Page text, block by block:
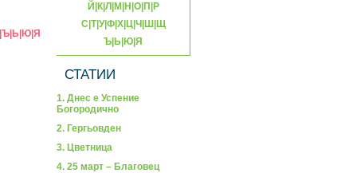
Ъ Ь Ю Я
Й К| Л М Н О| П Р
С Т|У|Ф| Х| Ц| Ч Ш Щ
Ъ Ь Ю Я
СТАТИИ
1. Днес е Успение
Богородично
2. Гергьовден
3. Цветница
4. 25 март – Благовец